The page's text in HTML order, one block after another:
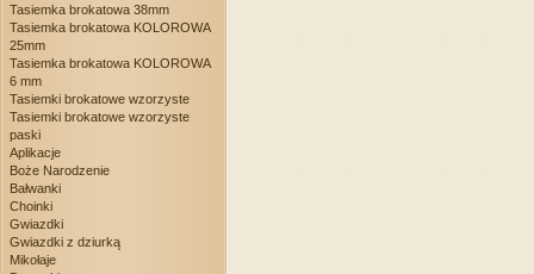
Tasiemka brokatowa 38mm
Tasiemka brokatowa KOLOROWA
25mm
Tasiemka brokatowa KOLOROWA
6 mm
Tasiemki brokatowe wzorzyste
Tasiemki brokatowe wzorzyste
paski
Aplikacje
Boże Narodzenie
Bałwanki
Choinki
Gwiazdki
Gwiazdki z dziurką
Mikołaje